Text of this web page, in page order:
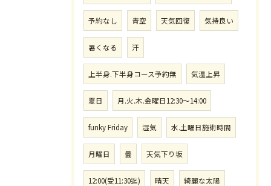
予約なし 青空 天気回復 気持良い
暑くなる 汗
上半身.下半身コース予約無 気温上昇
夏日 月.火.木.金曜日12:30〜14:00
funky Friday 湿気 水.土曜日施術時間
月曜日 曇 天気下り坂
12:00(受11:30迄) 晴天 綺麗な太陽